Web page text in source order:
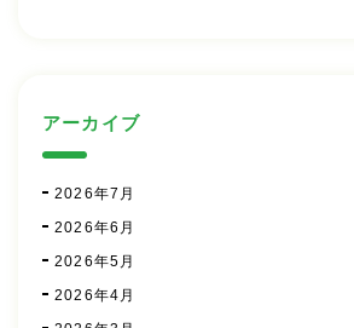
アーカイブ
2026年7月
2026年6月
2026年5月
2026年4月